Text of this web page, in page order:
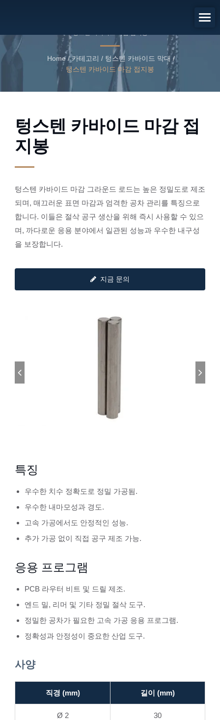
Home / 카테고리 / 텅스텐 카바이드 막대 /
텅스텐 카바이드 마감 접지봉
텅스텐 카바이드 마감 접
지봉
텅스텐 카바이드 마감 그라운드 로드는 높은 정밀도로 제조
되며, 매끄러운 표면 마감과 엄격한 공차 관리를 특징으로
합니다. 이들은 절삭 공구 생산을 위해 즉시 사용할 수 있으
며, 까다로운 응용 분야에서 일관된 성능과 우수한 내구성
을 보장합니다.
지금 문의
특징
우수한 치수 정확도로 정밀 가공됨.
우수한 내마모성과 경도.
고속 가공에서도 안정적인 성능.
추가 가공 없이 직접 공구 제조 가능.
응용 프로그램
PCB 라우터 비트 및 드릴 제조.
엔드 밀, 리머 및 기타 정밀 절삭 도구.
정밀한 공차가 필요한 고속 가공 응용 프로그램.
정확성과 안정성이 중요한 산업 도구.
사양
직경 (mm) 길이 (mm)
Ø 2 30